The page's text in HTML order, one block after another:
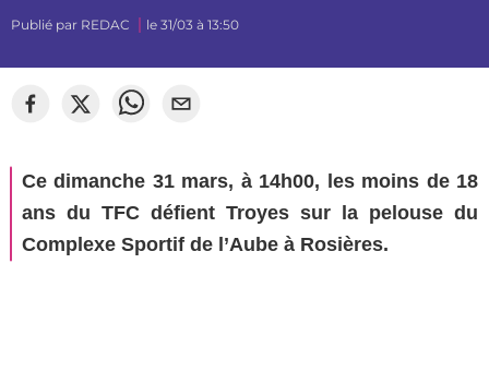
Publié par REDAC le 31/03 à 13:50
Ce dimanche 31 mars, à 14h00, les moins de 18
ans du TFC défient Troyes sur la pelouse du
Complexe Sportif de l’Aube à Rosières.